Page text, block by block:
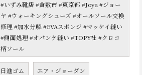
#いずみ靴店 #倉敷市 #東京都 #Joya #ジョー
ヤ #ウォーキングシューズ #オールソール交換
修理 #加水分解 #EVAスポンジ #マッケイ縫い
#側面処理 #オパンケ縫い #TOPY社 #クロコ
柄ソール
日進ゴム エア・ジョーダン